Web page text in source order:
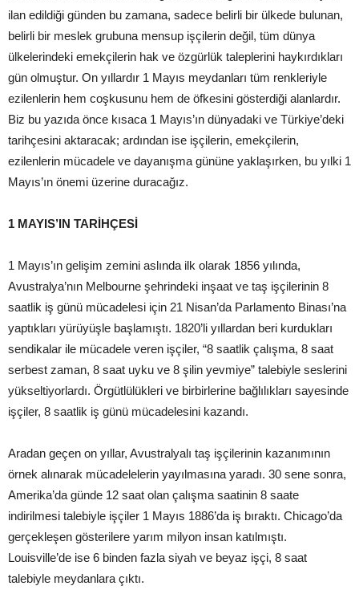
ilan edildiği günden bu zamana, sadece belirli bir ülkede bulunan,
belirli bir meslek grubuna mensup işçilerin değil, tüm dünya
ülkelerindeki emekçilerin hak ve özgürlük taleplerini haykırdıkları
gün olmuştur. On yıllardır 1 Mayıs meydanları tüm renkleriyle
ezilenlerin hem coşkusunu hem de öfkesini gösterdiği alanlardır.
Biz bu yazıda önce kısaca 1 Mayıs’ın dünyadaki ve Türkiye’deki
tarihçesini aktaracak; ardından ise işçilerin, emekçilerin,
ezilenlerin mücadele ve dayanışma gününe yaklaşırken, bu yılki 1
Mayıs’ın önemi üzerine duracağız.
1 MAYIS’IN TARİHÇESİ
1 Mayıs’ın gelişim zemini aslında ilk olarak 1856 yılında,
Avustralya’nın Melbourne şehrindeki inşaat ve taş işçilerinin 8
saatlik iş günü mücadelesi için 21 Nisan’da Parlamento Binası’na
yaptıkları yürüyüşle başlamıştı. 1820’li yıllardan beri kurdukları
sendikalar ile mücadele veren işçiler, “8 saatlik çalışma, 8 saat
serbest zaman, 8 saat uyku ve 8 şilin yevmiye” talebiyle seslerini
yükseltiyorlardı. Örgütlülükleri ve birbirlerine bağlılıkları sayesinde
işçiler, 8 saatlik iş günü mücadelesini kazandı.
Aradan geçen on yıllar, Avustralyalı taş işçilerinin kazanımının
örnek alınarak mücadelelerin yayılmasına yaradı. 30 sene sonra,
Amerika’da günde 12 saat olan çalışma saatinin 8 saate
indirilmesi talebiyle işçiler 1 Mayıs 1886’da iş bıraktı. Chicago’da
gerçekleşen gösterilere yarım milyon insan katılmıştı.
Louisville’de ise 6 binden fazla siyah ve beyaz işçi, 8 saat
talebiyle meydanlara çıktı.